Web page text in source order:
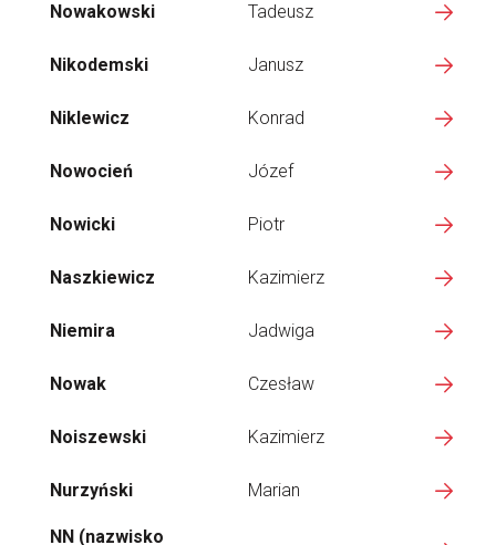
Nowakowski Tadeusz
Nikodemski Janusz
Niklewicz Konrad
Nowocień Józef
Nowicki Piotr
Naszkiewicz Kazimierz
Niemira Jadwiga
Nowak Czesław
Noiszewski Kazimierz
Nurzyński Marian
NN (nazwisko